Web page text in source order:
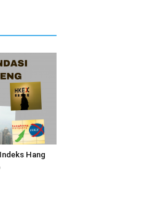
Hang